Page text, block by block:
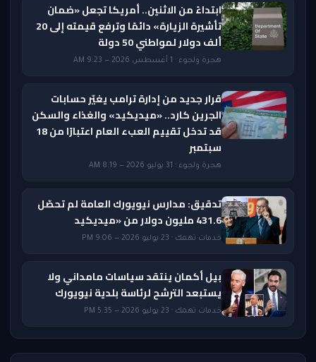
ابتداءً من الاثنين.. أمريكا تجعل «ضمان
تأشيرة الزيارة» دائمًا وترفع قيمته إلى 20
ألف دولار لمواطني 50 دولة
هجرة ولجوء · 1 أغسطس 2026 — 9:23 AM
قرار جديد من إدارة ترامب يغيّر حسابات
الجرين كارد.. «ميديكيد» والغذاء والسكن
قد تدخل تقييم العبء العام اعتبارًا من 18
سبتمبر
هجرة ولجوء · 31 يوليو 2026 — 8:19 AM
تدقيق: مدارس نيويورك العامة لم تحصّل
431.6 مليون دولار من «ميديكيد
خدمات تهمك · 23 يوليو 2026 — 9:06 PM
بيل أكمان ينتقد سياسات مامداني ولا
يستبعد الترشح لرئاسة بلدية نيويورك
خدمات تهمك · 23 يوليو 2026 — 5:35 PM